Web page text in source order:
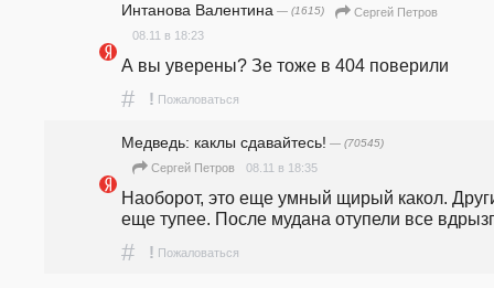
Интанова Валентина — (1615)
Сергей Петров
08.11 в 18:23
А вы уверены? Зе тоже в 404 поверили
# ! Пожаловаться
Медведь: каклы сдавайтесь! — (70545)
Сергей Петров 08.11 в 18:35
Наоборот, это еще умный щирый какол.
еще тупее. После мудана отупели все вдрызг
# ! Пожаловаться